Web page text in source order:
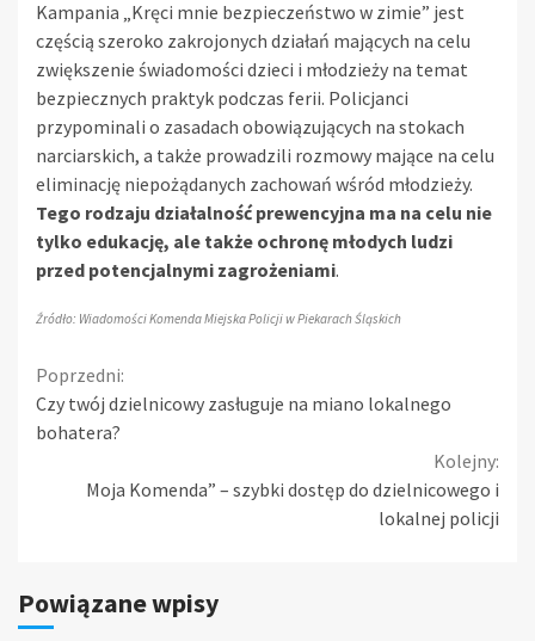
Kampania „Kręci mnie bezpieczeństwo w zimie” jest
częścią szeroko zakrojonych działań mających na celu
zwiększenie świadomości dzieci i młodzieży na temat
bezpiecznych praktyk podczas ferii. Policjanci
przypominali o zasadach obowiązujących na stokach
narciarskich, a także prowadzili rozmowy mające na celu
eliminację niepożądanych zachowań wśród młodzieży.
Tego rodzaju działalność prewencyjna ma na celu nie
tylko edukację, ale także ochronę młodych ludzi
przed potencjalnymi zagrożeniami.
Źródło: Wiadomości Komenda Miejska Policji w Piekarach Śląskich
Continue
Reading
Poprzedni:
Czy twój dzielnicowy zasługuje na miano lokalnego
bohatera?
Kolejny:
Moja Komenda” – szybki dostęp do dzielnicowego i
lokalnej policji
Powiązane wpisy